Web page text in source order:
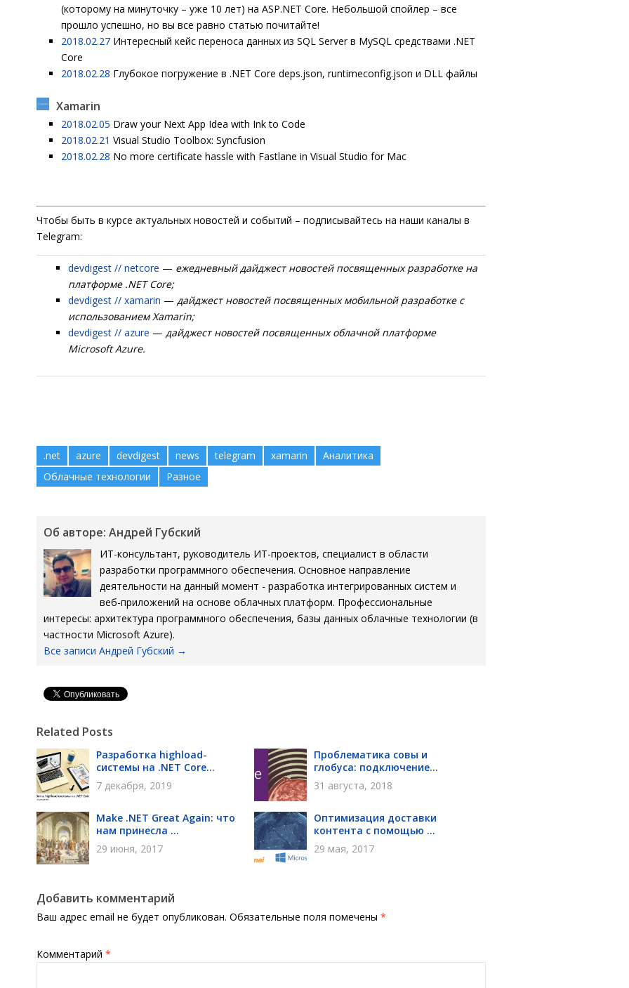
(которому на минуточку – уже 10 лет) на ASP.NET Core. Небольшой спойлер – все
прошло успешно, но вы все равно статью почитайте!
2018.02.27 Интересный кейс переноса данных из SQL Server в MySQL средствами .NET
Core
2018.02.28 Глубокое погружение в .NET Core deps.json, runtimeconfig.json и DLL файлы
Xamarin
2018.02.05 Draw your Next App Idea with Ink to Code
2018.02.21 Visual Studio Toolbox: Syncfusion
2018.02.28 No more certificate hassle with Fastlane in Visual Studio for Mac
Чтобы быть в курсе актуальных новостей и событий – подписывайтесь на наши каналы в
Telegram:
devdigest // netcore — ежедневный дайджест новостей посвященных разработке на
платформе .NET Core;
devdigest // xamarin — дайджест новостей посвященных мобильной разработке с
использованием Xamarin;
devdigest // azure — дайджест новостей посвященных облачной платформе
Microsoft Azure.
.net azure devdigest news telegram xamarin
Аналитика
Облачные технологии
Разное
Об авторе: Андрей Губский
ИТ-консультант, руководитель ИТ-проектов, специалист в области
разработки программного обеспечения. Основное направление
деятельности на данный момент - разработка интегрированных систем и
веб-приложений на основе облачных платформ. Профессиональные
интересы: архитектура программного обеспечения, базы данных облачные технологии (в
частности Microsoft Azure).
Все записи Андрей Губский →
Related Posts
Разработка highload-
системы на .NET Core...
7 декабря, 2019
Проблематика совы и
глобуса: подключение...
31 августа, 2018
Make .NET Great Again: что
нам принесла ...
29 июня, 2017
Оптимизация доставки
контента с помощью ...
29 мая, 2017
Добавить комментарий
Ваш адрес email не будет опубликован. Обязательные поля помечены *
Комментарий *